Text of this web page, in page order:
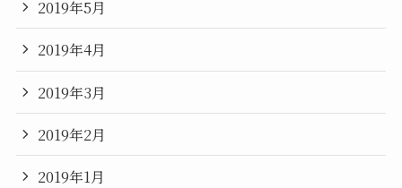
2019年5月
2019年4月
2019年3月
2019年2月
2019年1月